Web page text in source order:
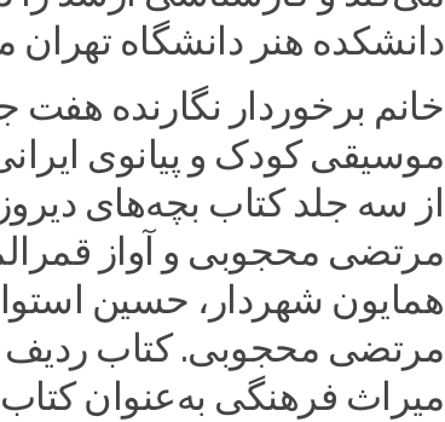
دانشکده هنر دانشگاه تهران
خانم برخوردار نگارنده هفت
موسیقی کودک و پیانوی
از سه جلد کتاب بچه‌های
مرتضی محجوبی و آواز
همایون شهردار، حسین
مرتضی محجوبی. کتاب ردیف
میراث فرهنگی به‌عنوان